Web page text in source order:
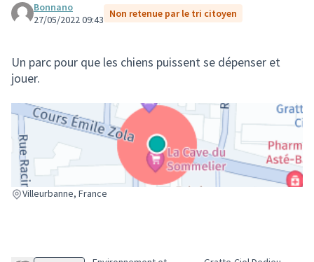
Bonnano
27/05/2022 09:43 Non retenue par le tri citoyen
Un parc pour que les chiens puissent se dépenser et
jouer.
Villeurbanne, France
(Lien externe)